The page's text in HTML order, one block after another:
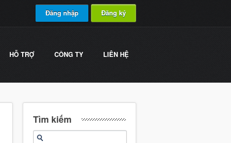
Đăng nhập Đăng ký
HỖ TRỢ CÔNG TY LIÊN HỆ
Tìm kiếm